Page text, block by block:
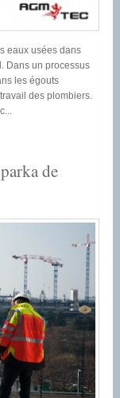
eaux usées dans
Dans un processus
les égouts
des plombiers.
de